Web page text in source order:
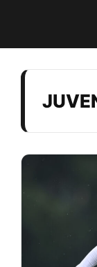
contenuto